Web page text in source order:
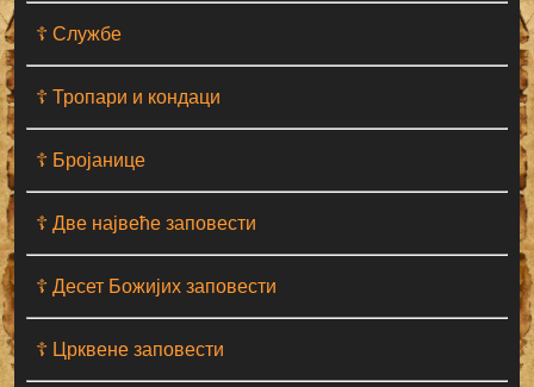
☦ Службе
☦ Тропари и кондаци
☦ Бројанице
☦ Две највеће заповести
☦ Десет Божијих заповести
☦ Црквене заповести